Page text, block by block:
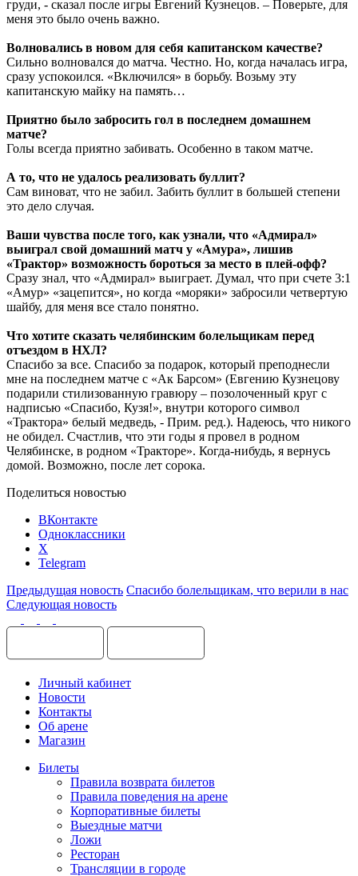
груди, - сказал после игры Евгений Кузнецов. – Поверьте, для
меня это было очень важно.
Волновались в новом для себя капитанском качестве?
Сильно волновался до матча. Честно. Но, когда началась игра,
сразу успокоился. «Включился» в борьбу. Возьму эту
капитанскую майку на память…
Приятно было забросить гол в последнем домашнем
матче?
Голы всегда приятно забивать. Особенно в таком матче.
А то, что не удалось реализовать буллит?
Сам виноват, что не забил. Забить буллит в большей степени
это дело случая.
Ваши чувства после того, как узнали, что «Адмирал»
выиграл свой домашний матч у «Амура», лишив
«Трактор» возможность бороться за место в плей-офф?
Сразу знал, что «Адмирал» выиграет. Думал, что при счете 3:1
«Амур» «зацепится», но когда «моряки» забросили четвертую
шайбу, для меня все стало понятно.
Что хотите сказать челябинским болельщикам перед
отъездом в НХЛ?
Спасибо за все. Спасибо за подарок, который преподнесли
мне на последнем матче с «Ак Барсом» (Евгению Кузнецову
подарили стилизованную гравюру – позолоченный круг с
надписью «Спасибо, Кузя!», внутри которого символ
«Трактора» белый медведь, - Прим. ред.). Надеюсь, что никого
не обидел. Счастлив, что эти годы я провел в родном
Челябинске, в родном «Тракторе». Когда-нибудь, я вернусь
домой. Возможно, после лет сорока.
Поделиться новостью
ВКонтакте
Одноклассники
X
Telegram
Предыдущая новость Спасибо болельщикам, что верили в нас
Следующая новость
Личный кабинет
Новости
Контакты
Об арене
Магазин
Билеты
Правила возврата билетов
Правила поведения на арене
Корпоративные билеты
Выездные матчи
Ложи
Ресторан
Трансляции в городе